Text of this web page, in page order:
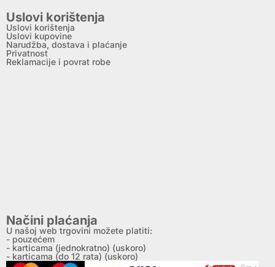
Uslovi korištenja
Uslovi korištenja
Uslovi kupovine
Narudžba, dostava i plaćanje
Privatnost
Reklamacije i povrat robe
Načini plaćanja
U našoj web trgovini možete platiti:
- pouzećem
- karticama (jednokratno) (uskoro)
- karticama (do 12 rata) (uskoro)